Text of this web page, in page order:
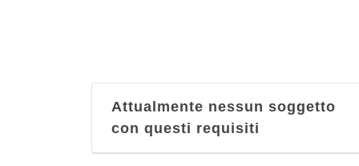
Attualmente nessun soggetto
con questi requisiti